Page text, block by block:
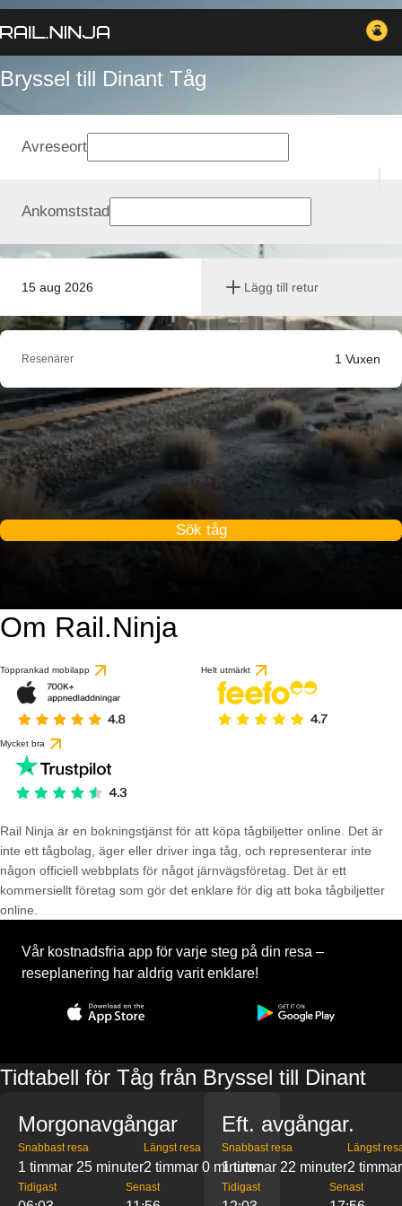
Bryssel till Dinant Tåg
15 aug 2026 Lägg till retur
Avreseort
Ankomststad
Resenärer 1 Vuxen
Sök tåg
Om Rail.Ninja
Topprankad mobilapp Helt utmärkt
Mycket bra
Rail Ninja är en bokningstjänst för att köpa tågbiljetter online. Det är
inte ett tågbolag, äger eller driver inga tåg, och representerar inte
någon officiell webbplats för något järnvägsföretag. Det är ett
kommersiellt företag som gör det enklare för dig att boka tågbiljetter
online.
Vår kostnadsfria app för varje steg på din resa –
reseplanering har aldrig varit enklare!
Tidtabell för Tåg från Bryssel till Dinant
Morgonavgångar
Snabbast resa
1 timmar 25 minuter
Längst resa
2 timmar 0 minuter
Tidigast Senast
Eft. avgångar.
Snabbast resa
1 timmar 22 minuter
Längst
2
Tidigast Senast